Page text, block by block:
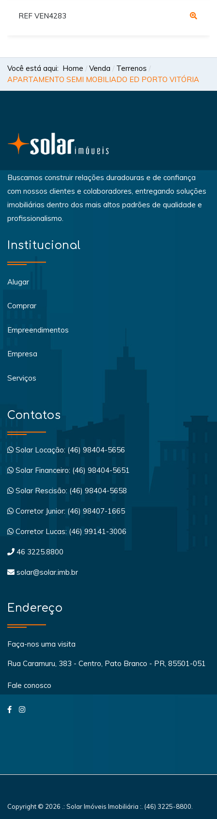
REF VEN4283
Você está aqui: Home Venda
Terrenos
APARTAMENTO SEMI MOBILIADO ED PORTO VITÓRIA
Buscamos construir relações duradouras e de confiança
com nossos clientes e colaboradores, entregando soluções
imobiliárias dentro dos mais altos padrões de qualidade e
profissionalismo.
Institucional
Alugar
Comprar
Empreendimentos
Empresa
Serviços
Contatos
Solar Locação: (46) 98404-5656
Solar Financeiro: (46) 98404-5651
Solar Rescisão: (46) 98404-5658
Corretor Junior: (46) 98407-1665
Corretor Lucas: (46) 99141-3006
46 3225.8800
solar@solar.imb.br
Endereço
Faça-nos uma visita
Rua Caramuru, 383 - Centro, Pato Branco - PR, 85501-051
Fale conosco
Copyright © 2026 .: Solar Imóveis Imobiliária :. (46) 3225-8800.